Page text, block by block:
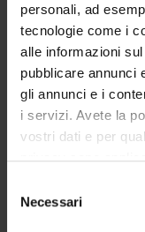
personali, ad
tecnologie come i
alle informazioni
pubblicare annunci
gli annunci e i
i servizi. Avete la
vostri dati e per
privacy sono
modificare o
momento dalla
delNecessari
International
OFFERTA
SEMESTRE FILTRO
CORSI DI LAUREA
CORSI DI LAUREA